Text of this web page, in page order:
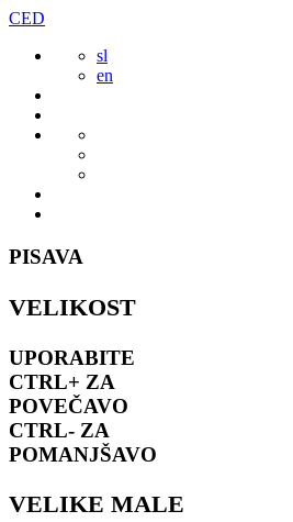
Preskoči
vsebine
CED
sl
en
PISAVA
VELIKOST
UPORABITE
CTRL+ ZA
POVEČAVO
CTRL- ZA
POMANJŠAVO
VELIKE MALE